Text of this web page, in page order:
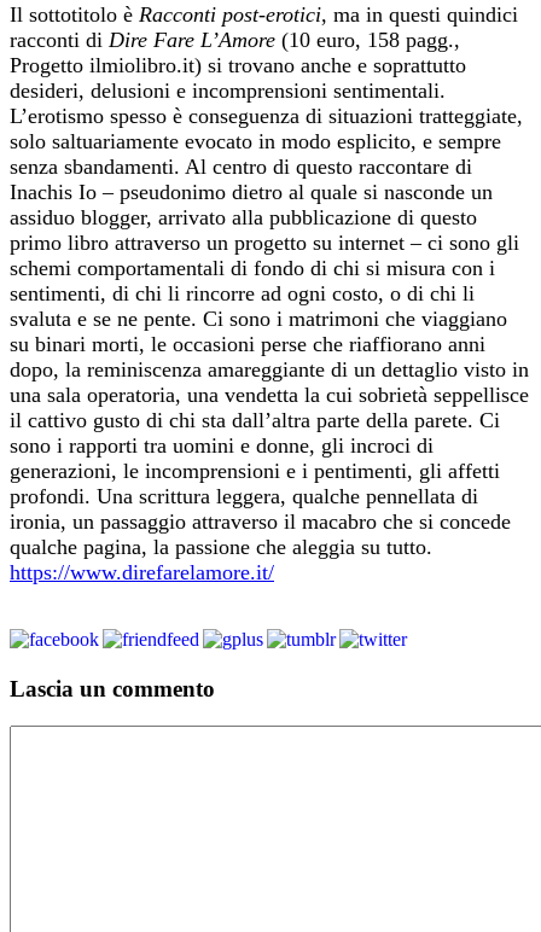
Il sottotitolo è Racconti post-erotici, ma in questi quindici
racconti di Dire Fare L’Amore (10 euro, 158 pagg.,
Progetto ilmiolibro.it) si trovano anche e soprattutto
desideri, delusioni e incomprensioni sentimentali.
L’erotismo spesso è conseguenza di situazioni tratteggiate,
solo saltuariamente evocato in modo esplicito, e sempre
senza sbandamenti. Al centro di questo raccontare di
Inachis Io – pseudonimo dietro al quale si nasconde un
assiduo blogger, arrivato alla pubblicazione di questo
primo libro attraverso un progetto su internet – ci sono gli
schemi comportamentali di fondo di chi si misura con i
sentimenti, di chi li rincorre ad ogni costo, o di chi li
svaluta e se ne pente. Ci sono i matrimoni che viaggiano
su binari morti, le occasioni perse che riaffiorano anni
dopo, la reminiscenza amareggiante di un dettaglio visto in
una sala operatoria, una vendetta la cui sobrietà seppellisce
il cattivo gusto di chi sta dall’altra parte della parete. Ci
sono i rapporti tra uomini e donne, gli incroci di
generazioni, le incomprensioni e i pentimenti, gli affetti
profondi. Una scrittura leggera, qualche pennellata di
ironia, un passaggio attraverso il macabro che si concede
qualche pagina, la passione che aleggia su tutto.
https://www.direfarelamore.it/
Lascia un commento